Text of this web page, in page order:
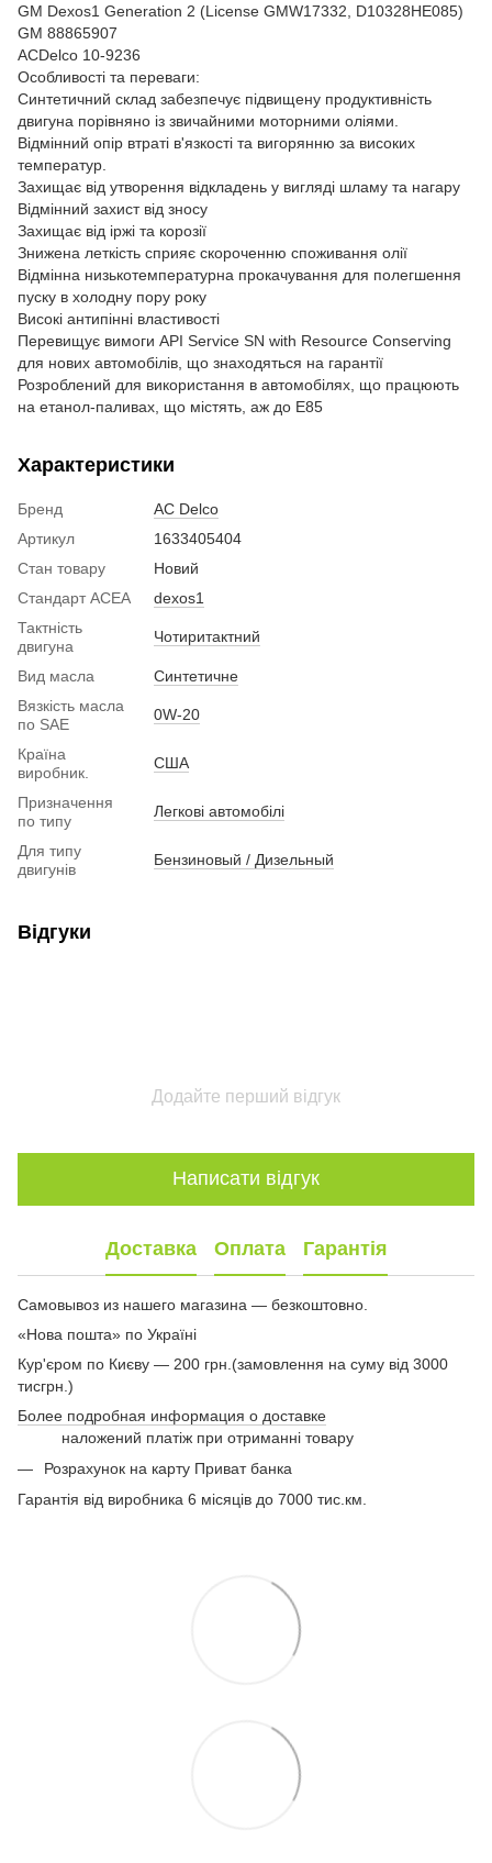
GM Dexos1 Generation 2 (License GMW17332, D10328HE085)
GM 88865907
ACDelco 10-9236
Особливості та переваги:
Синтетичний склад забезпечує підвищену продуктивність
двигуна порівняно із звичайними моторними оліями.
Відмінний опір втраті в'язкості та вигорянню за високих
температур.
Захищає від утворення відкладень у вигляді шламу та нагару
Відмінний захист від зносу
Захищає від іржі та корозії
Знижена леткість сприяє скороченню споживання олії
Відмінна низькотемпературна прокачування для полегшення
пуску в холодну пору року
Високі антипінні властивості
Перевищує вимоги API Service SN with Resource Conserving
для нових автомобілів, що знаходяться на гарантії
Розроблений для використання в автомобілях, що працюють
на етанол-паливах, що містять, аж до E85
Характеристики
Бренд
AC Delco
Артикул
1633405404
Стан товару
Новий
Стандарт ACEA
dexos1
Тактність
двигуна
Чотиритактний
Вид масла
Синтетичне
Вязкість масла
по SAE
0W-20
Країна
виробник.
США
Призначення
по типу
Легкові автомобілі
Для типу
двигунів
Бензиновый / Дизельный
Відгуки
Додайте перший відгук
Написати відгук
Доставка Оплата Гарантія
Самовывоз из нашего магазина — безкоштовно.
«Нова пошта» по Україні
Кур'єром по Києву — 200 грн.(замовлення на суму від 3000
тисгрн.)
Более подробная информация о доставке
наложений платіж при отриманні товару
Розрахунок на карту Приват банка
Гарантія від виробника 6 місяців до 7000 тис.км.